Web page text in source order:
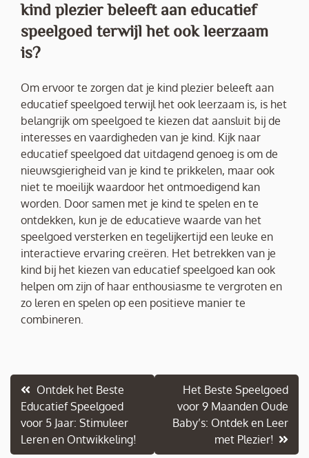
kind plezier beleeft aan educatief
speelgoed terwijl het ook leerzaam
is?
Om ervoor te zorgen dat je kind plezier beleeft aan
educatief speelgoed terwijl het ook leerzaam is, is het
belangrijk om speelgoed te kiezen dat aansluit bij de
interesses en vaardigheden van je kind. Kijk naar
educatief speelgoed dat uitdagend genoeg is om de
nieuwsgierigheid van je kind te prikkelen, maar ook
niet te moeilijk waardoor het ontmoedigend kan
worden. Door samen met je kind te spelen en te
ontdekken, kun je de educatieve waarde van het
speelgoed versterken en tegelijkertijd een leuke en
interactieve ervaring creëren. Het betrekken van je
kind bij het kiezen van educatief speelgoed kan ook
helpen om zijn of haar enthousiasme te vergroten en
zo leren en spelen op een positieve manier te
combineren.
Berichtnavigatie
Ontdek het Beste
Educatief Speelgoed
voor 5 Jaar: Stimuleer
Leren en Ontwikkeling!
Het Beste Speelgoed
voor 9 Maanden Oude
Baby’s: Ontdek en Leer
met Plezier!